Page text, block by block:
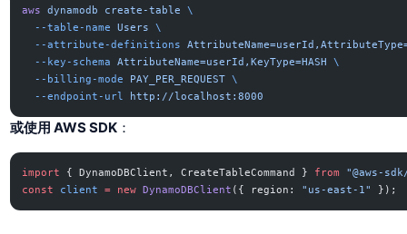
aws dynamodb create-table
\
  --table-name
Users
\
  --attribute-definitions
  --key-schema
AttributeName=userId,KeyType=HASH
\
  --billing-mode
PAY_PER_REQUEST \
  --endpoint-url
http://localhost:8000
或使用 AWS SDK ：
import { DynamoDBClient, CreateTableCommand } from
"@aws-
const
client = new DynamoDBClient ({ region: "us-east-1" });